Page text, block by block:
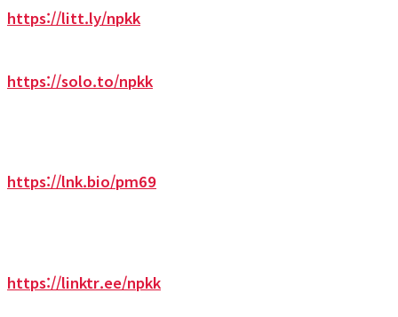
https://litt.ly/npkk
https://solo.to/npkk
https://lnk.bio/pm69
https://linktr.ee/npkk